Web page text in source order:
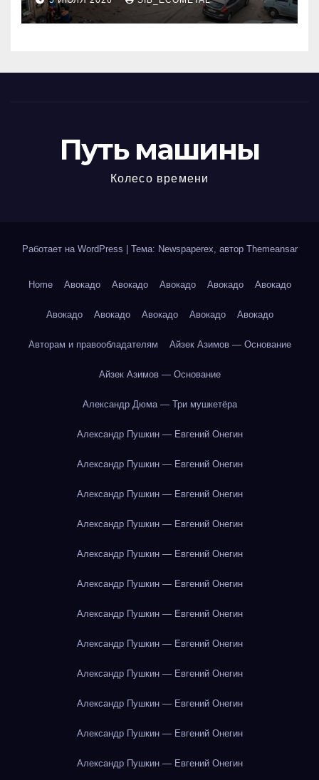
МКАД
Путь машины
Колесо времени
Работает на WordPress Тема: Newspaperex, автор Themeansar
Home Авокадо Авокадо Авокадо Авокадо Авокадо
Авокадо Авокадо Авокадо Авокадо Авокадо
Авторам и правообладателям Айзек Азимов — Основание
Айзек Азимов — Основание
Александр Дюма — Три мушкетёра
Александр Пушкин — Евгений Онегин
Александр Пушкин — Евгений Онегин
Александр Пушкин — Евгений Онегин
Александр Пушкин — Евгений Онегин
Александр Пушкин — Евгений Онегин
Александр Пушкин — Евгений Онегин
Александр Пушкин — Евгений Онегин
Александр Пушкин — Евгений Онегин
Александр Пушкин — Евгений Онегин
Александр Пушкин — Евгений Онегин
Александр Пушкин — Евгений Онегин
Александр Пушкин — Евгений Онегин